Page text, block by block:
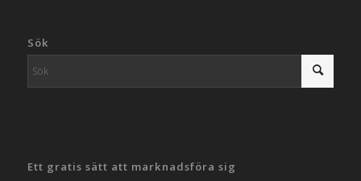
Sök
Ett gratis sätt att marknadsföra sig